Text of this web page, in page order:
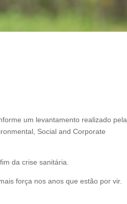
um levantamento realizado pela
Social and Corporate
da crise sanitária.
força nos anos que estão por vir.